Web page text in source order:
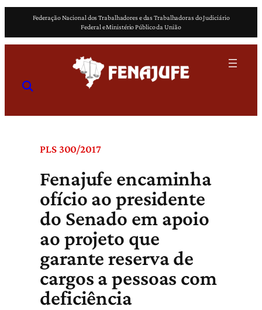
o
Federação Nacional dos Trabalhadores e das Trabalhadoras do Judiciário
Federal e Ministério Público da União
PLS 300/2017
Fenajufe encaminha
ofício ao presidente
do Senado em apoio
ao projeto que
garante reserva de
cargos a pessoas com
deficiência